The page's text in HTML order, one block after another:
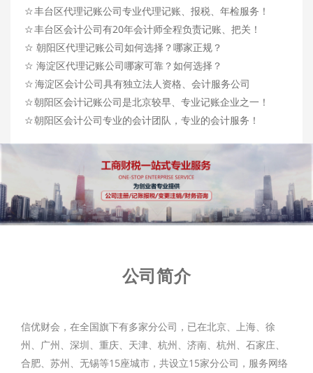
☆丰台区代理记账公司专业代理记账、报税、年检服务！
☆丰台区会计公司有20年会计师全程负责记账、把关！
☆ 朝阳区代理记账公司如何选择？哪家正规？
☆ 海淀区代理记账公司哪家可靠？如何选择？
☆ 海淀区会计公司具有独立法人资格、会计服务公司
☆朝阳区会计记账公司是北京较早、专业记账企业之一！
☆朝阳区会计公司专业的会计团队，专业的会计服务！
公司简介
信优财会，在全国旗下有多家分公司，已在北京、上海、徐
州、广州、深圳、重庆、天津、杭州、济南、杭州、石家庄、
合肥、苏州、无锡等15座城市，共设立15家分公司，服务网络